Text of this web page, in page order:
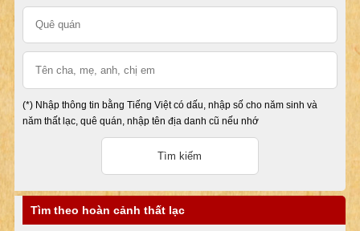
(*) Nhập thông tin bằng Tiếng Việt có dấu, nhập số cho năm sinh và
năm thất lạc, quê quán, nhập tên địa danh cũ nếu nhớ
Tìm theo hoàn cảnh thất lạc